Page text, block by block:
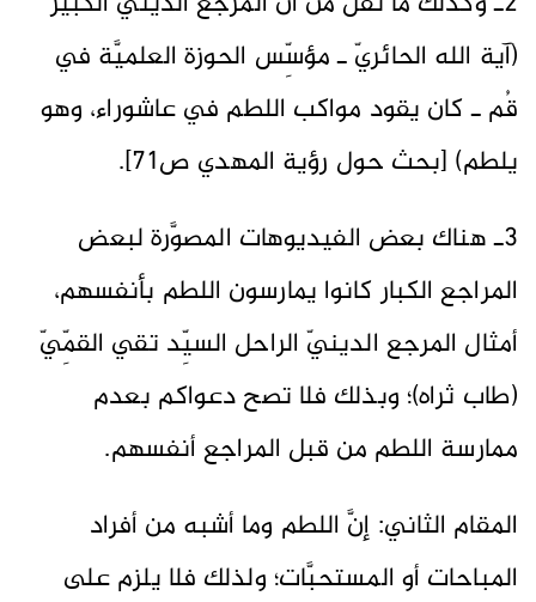
(آية الله الحائريّ ـ مؤسِّس الحوزة العلميَّة في
قُم ـ كان يقود مواكب اللطم في عاشوراء، وهو
يلطم) [بحث حول رؤية المهدي ص71].
3ـ هناك بعض الفيديوهات المصوَّرة لبعض
المراجع الكبار كانوا يمارسون اللطم بأنفسهم،
أمثال المرجع الدينيّ الراحل السيِّد تقي القمِّيّ
(طاب ثراه)؛ وبذلك فلا تصح دعواكم بعدم
ممارسة اللطم من قبل المراجع أنفسهم.
المقام الثاني: إنَّ اللطم وما أشبه من أفراد
المباحات أو المستحبَّات؛ ولذلك فلا يلزم على